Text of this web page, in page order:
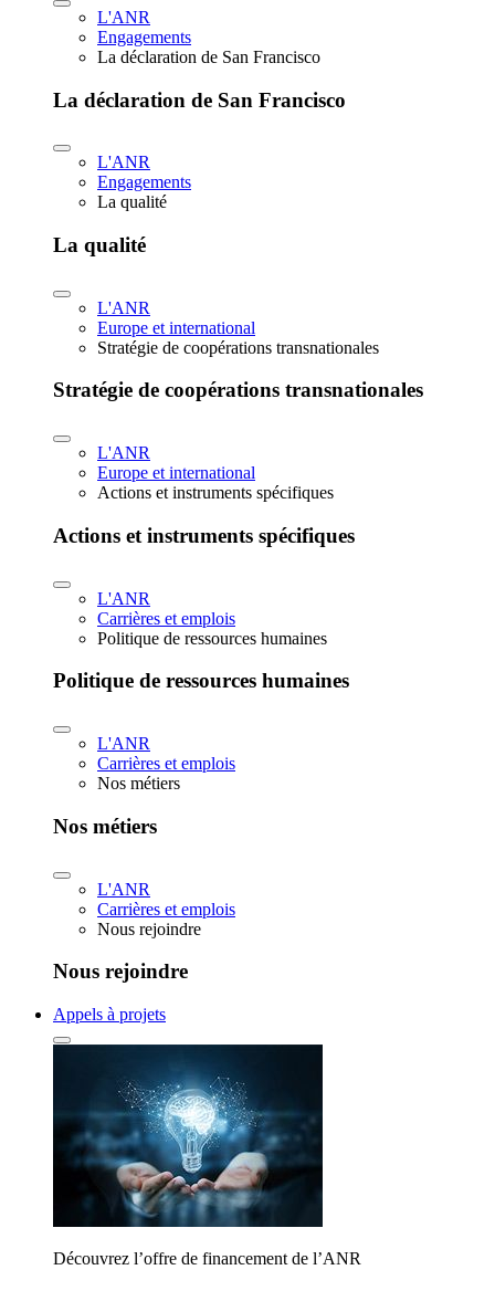
L'ANR
Engagements
La déclaration de San Francisco
La déclaration de San Francisco
L'ANR
Engagements
La qualité
La qualité
L'ANR
Europe et international
Stratégie de coopérations transnationales
Stratégie de coopérations transnationales
L'ANR
Europe et international
Actions et instruments spécifiques
Actions et instruments spécifiques
L'ANR
Carrières et emplois
Politique de ressources humaines
Politique de ressources humaines
L'ANR
Carrières et emplois
Nos métiers
Nos métiers
L'ANR
Carrières et emplois
Nous rejoindre
Nous rejoindre
Appels à projets
Découvrez l’offre de financement de l’ANR